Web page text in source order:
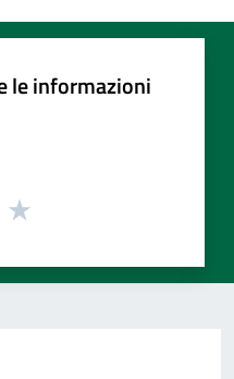
le informazioni